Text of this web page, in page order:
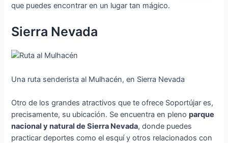
que puedes encontrar en un lugar tan mágico.
Sierra Nevada
Una ruta senderista al Mulhacén, en Sierra Nevada
Otro de los grandes atractivos que te ofrece Soportújar es,
precisamente, su ubicación. Se encuentra en plenoparque
nacional y natural de Sierra Nevada, donde puedes
practicar deportes como el esquí y otros relacionados con